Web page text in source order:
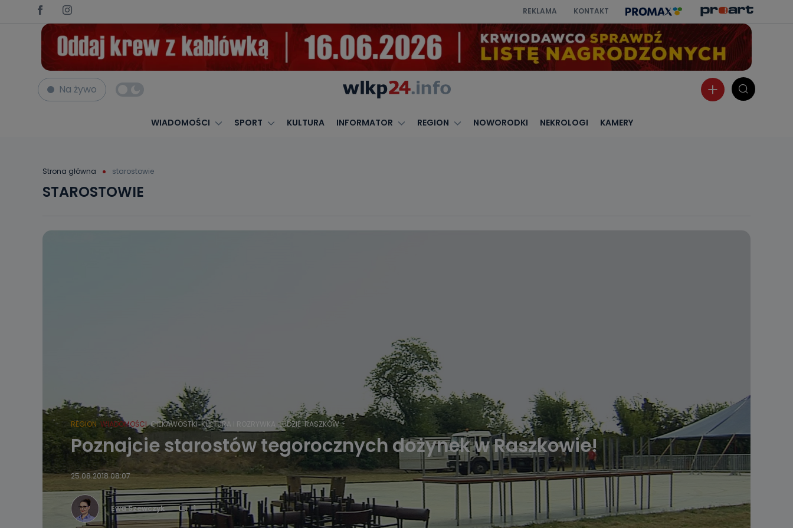
REKLAMA KONTAKT
Na żywo
WIADOMOŚCI SPORT KULTURA INFORMATOR REGION NOWORODKI NEKROLOGI KAMERY
Strona główna starostowie
STAROSTOWIE
REGION WIADOMOŚCI CIEKAWOSTKI KULTURA I ROZRYWKA LUDZIE RASZKÓW
Poznajcie starostów tegorocznych dożynek w Raszkowie!
25.08.2018 08:07
Ewa Szewczyk 1